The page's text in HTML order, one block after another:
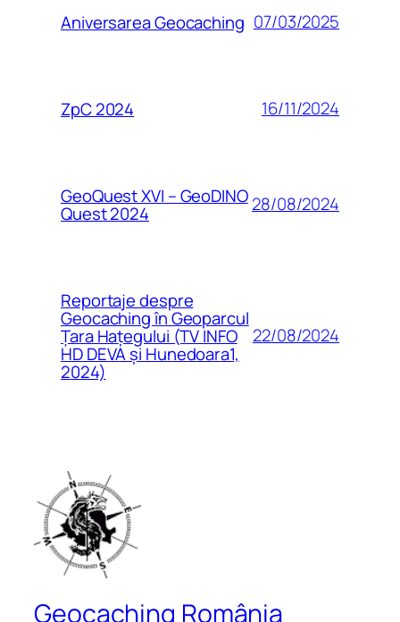
Aniversarea Geocaching 07/03/2025
ZpC 2024 16/11/2024
GeoQuest XVI – GeoDINO
Quest 2024 28/08/2024
Reportaje despre
Geocaching în Geoparcul
Țara Hațegului (TV INFO
HD DEVA și Hunedoara1,
2024)
22/08/2024
Geocaching România